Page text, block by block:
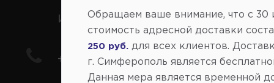
иномарки
+7(978) 206-206-8
Обращаем ваше внимание, что c 30
стоимость адресной доставки
250 руб. для всех клиентов.
г. Симферополь является
Данная мера является временной